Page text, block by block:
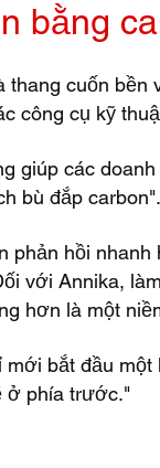
bằng
thang cuốn
công cụ kỹ
giúp các
bù đắp carbon".
phản hồi
với Annika,
hơn là một
mới bắt đầu
ở phía trước."